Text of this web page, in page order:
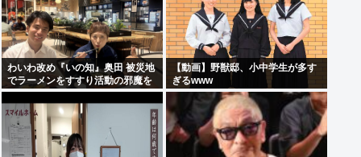
わいわ改め『いの知』奥田 被災地
でラーメンをすすり活動の邪魔を
行う
【動画】野獣邸、小中学生が多す
ぎるwww